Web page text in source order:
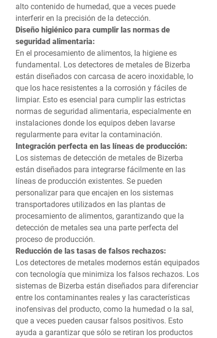
alto contenido de humedad, que a veces puede
interferir en la precisión de la detección.
Diseño higiénico para cumplir las normas de
seguridad alimentaria:
En el procesamiento de alimentos, la higiene es
fundamental. Los detectores de metales de Bizerba
están diseñados con carcasa de acero inoxidable, lo
que los hace resistentes a la corrosión y fáciles de
limpiar. Esto es esencial para cumplir las estrictas
normas de seguridad alimentaria, especialmente en
instalaciones donde los equipos deben lavarse
regularmente para evitar la contaminación.
Integración perfecta en las líneas de producción:
Los sistemas de detección de metales de Bizerba
están diseñados para integrarse fácilmente en las
líneas de producción existentes. Se pueden
personalizar para que encajen en los sistemas
transportadores utilizados en las plantas de
procesamiento de alimentos, garantizando que la
detección de metales sea una parte perfecta del
proceso de producción.
Reducción de las tasas de falsos rechazos:
Los detectores de metales modernos están equipados
con tecnología que minimiza los falsos rechazos. Los
sistemas de Bizerba están diseñados para diferenciar
entre los contaminantes reales y las características
inofensivas del producto, como la humedad o la sal,
que a veces pueden causar falsos positivos. Esto
ayuda a garantizar que sólo se retiran los productos